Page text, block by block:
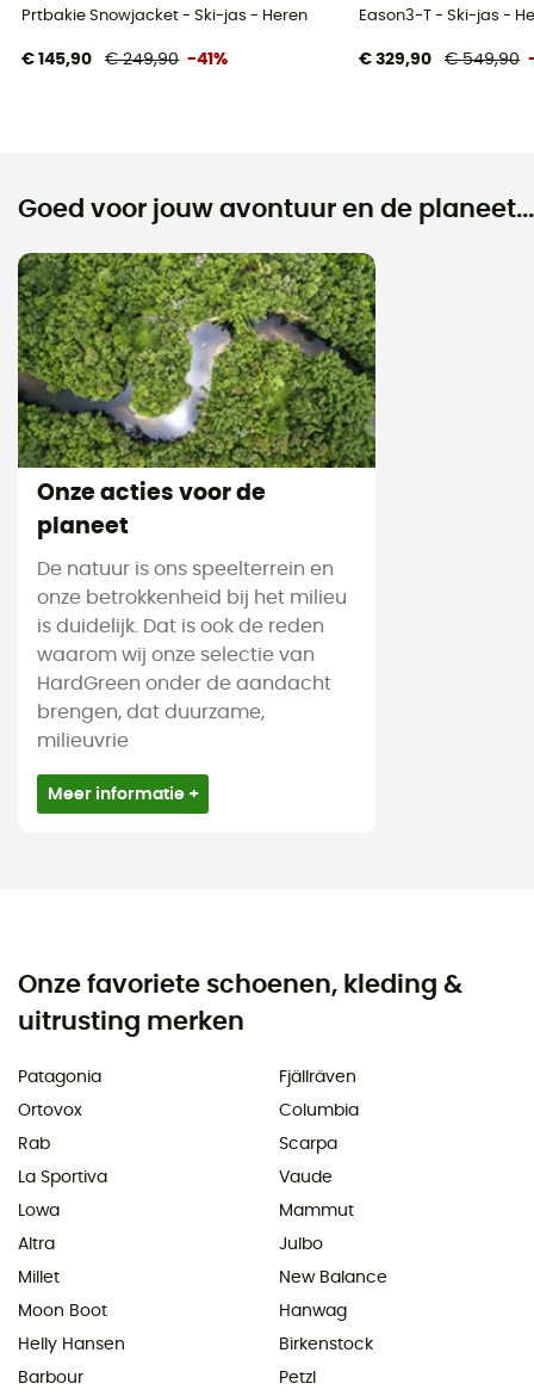
Prtbakie Snowjacket - Ski-jas - Heren
€ 145,90 € 249,90 -41%
Eason3-T - Ski-jas -
€ 329,90 € 549,90
Goed voor jouw avontuur en de planeet...
Onze acties voor de
planeet
De natuur is ons speelterrein en
onze betrokkenheid bij het milieu
is duidelijk. Dat is ook de reden
waarom wij onze selectie van
HardGreen onder de aandacht
brengen, dat duurzame,
milieuvrie
Meer informatie +
Onze favoriete schoenen, kleding &
uitrusting merken
Patagonia
Ortovox
Rab
La Sportiva
Lowa
Altra
Millet
Moon Boot
Helly Hansen
Barbour
Fjällräven
Columbia
Scarpa
Vaude
Mammut
Julbo
New Balance
Hanwag
Birkenstock
Petzl